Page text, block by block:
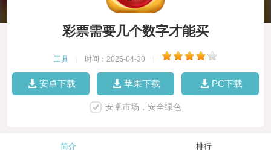
彩票需要几个数字才能买
工具 时间：2025-04-30
安卓下载 苹果下载 PC下载
安卓市场，安全绿色
简介 排行